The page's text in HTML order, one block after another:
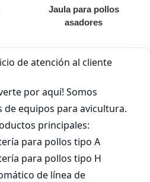
Jaula para pollos
asadores
Bandeja de
alimentación para
pollos de engorde